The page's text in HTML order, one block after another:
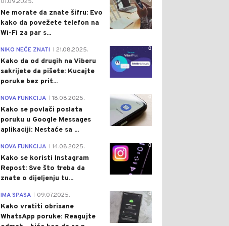
Ne morate da znate šifru: Evo
kako da povežete telefon na
Wi-Fi za par s...
0
NIKO NEĆE ZNATI 21.08.2025.
Kako da od drugih na Viberu
sakrijete da pišete: Kucajte
poruke bez prit...
0
NOVA FUNKCIJA 18.08.2025.
Kako se povlači poslata
poruku u Google Messages
aplikaciji: Nestaće sa ...
0
NOVA FUNKCIJA 14.08.2025.
Kako se koristi Instagram
Repost: Sve što treba da
znate o dijeljenju tu...
0
IMA SPASA 09.07.2025.
Kako vratiti obrisane
WhatsApp poruke: Reagujte